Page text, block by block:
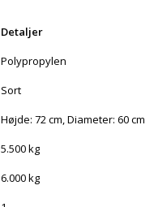
Detaljer
Polypropylen
Sort
Højde: 72 cm, Diameter: 60 cm
5.500 kg
6.000 kg